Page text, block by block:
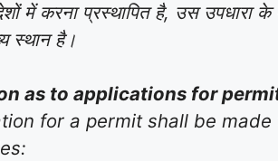
में करना प्रस्थापित है, उस
स्थान है।
as to applications for
for a permit shall be